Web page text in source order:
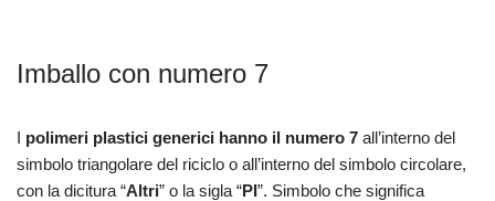
Imballo con numero 7
I polimeri plastici generici hanno il numero 7 all’interno del
simbolo triangolare del riciclo o all’interno del simbolo circolare,
con la dicitura “Altri” o la sigla “PI”. Simbolo che significa